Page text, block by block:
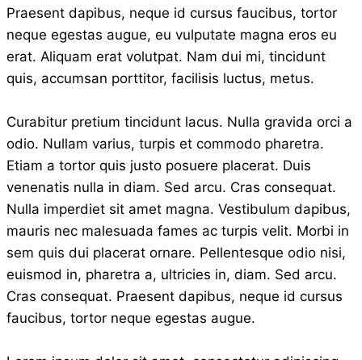
Praesent dapibus, neque id cursus faucibus, tortor
neque egestas augue, eu vulputate magna eros eu
erat. Aliquam erat volutpat. Nam dui mi, tincidunt
quis, accumsan porttitor, facilisis luctus, metus.
Curabitur pretium tincidunt lacus. Nulla gravida orci a
odio. Nullam varius, turpis et commodo pharetra.
Etiam a tortor quis justo posuere placerat. Duis
venenatis nulla in diam. Sed arcu. Cras consequat.
Nulla imperdiet sit amet magna. Vestibulum dapibus,
mauris nec malesuada fames ac turpis velit. Morbi in
sem quis dui placerat ornare. Pellentesque odio nisi,
euismod in, pharetra a, ultricies in, diam. Sed arcu.
Cras consequat. Praesent dapibus, neque id cursus
faucibus, tortor neque egestas augue.